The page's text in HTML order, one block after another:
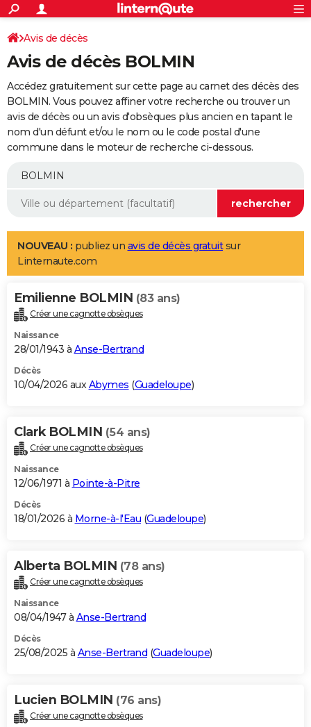
ACTUALITÉS
Politique
Société
Faits Divers
Education
Monde
Villes
+
SPORT
Coupe du monde 2026
Football
Tennis
Cyclisme
Rugby
Forum
Programme TV
TNT
Streaming
Cinéma
Sorties cinéma
Musique
+
FINANCE
Retraite
Epargne
Immobilier
Risques naturels par ville
Banque
Assurance
AUTO
Essais
Réserver un essai
Citadines
Berlines
SUV
Forum auto
+
Mobiles
Meilleur smartphone
Internet
Ordinateurs
Jeux vidéo
Guide high-tech
Aménagement intérieur
LIFESTYLE
Art de vivre
Bien-être
Loisirs
Mode
Modes de vie
Alimentation
Guide de la santé
Maladies
Médicaments
Sommeil
VOYAGE
Destinations
City break
Voyage nature
Voyage de noces
Forum
Climat
+PHOTO
GUIDES D'ACHAT
BONS PLANS
Carte de Noël
Carte Bonne année
Carte Saint-Valentin
Carte Pâques
Carte d'anniversaire
DICTIONNAIRE
Dictionnaire
Biographies
Citations
Expressions
Proverbes
PROGRAMME TV
S'inscrire
Se connecter
Lycées
Collèges
Primaires
Universités
Entreprises
Service militaire
Avis de recherche
AVIS DE DÉCÈS
Bricolage
Lifestyle
Culture
Sport
Auto
Television
Voyage
Cinema
Avis de décès
Avis de décès BOLMIN
Accédez gratuitement sur cette page au carnet des décès des
BOLMIN. Vous pouvez affiner votre recherche ou trouver un
avis de décès ou un avis d'obsèques plus ancien en tapant le
nom d'un défunt et/ou le nom ou le code postal d'une
commune dans le moteur de recherche ci-dessous.
NOUVEAU : publiez un avis de décès gratuitsur
Linternaute.com
Emilienne BOLMIN (83 ans)
Créer une cagnotte obsèques
Naissance
28/01/1943 à Anse-Bertrand
Décès
10/04/2026 auxAbymes (Guadeloupe)
Clark BOLMIN (54 ans)
Créer une cagnotte obsèques
Naissance
12/06/1971 à Pointe-à-Pitre
Décès
18/01/2026 à Morne-à-l'Eau (Guadeloupe)
Alberta BOLMIN (78 ans)
Créer une cagnotte obsèques
Naissance
08/04/1947 à Anse-Bertrand
Décès
25/08/2025 à Anse-Bertrand (Guadeloupe)
Lucien BOLMIN (76 ans)
Créer une cagnotte obsèques